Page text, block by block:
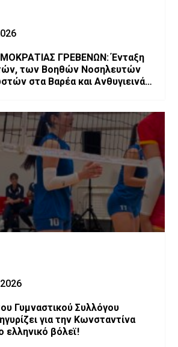
ΓΡΕΒΕΝΩΝ: Ένταξη
των Βοηθών Νοσηλευτών
στα Βαρέα και Ανθυγιεινά
Γυμναστικού Συλλόγου
για την Κωνσταντίνα
ελληνικό βόλεϊ!